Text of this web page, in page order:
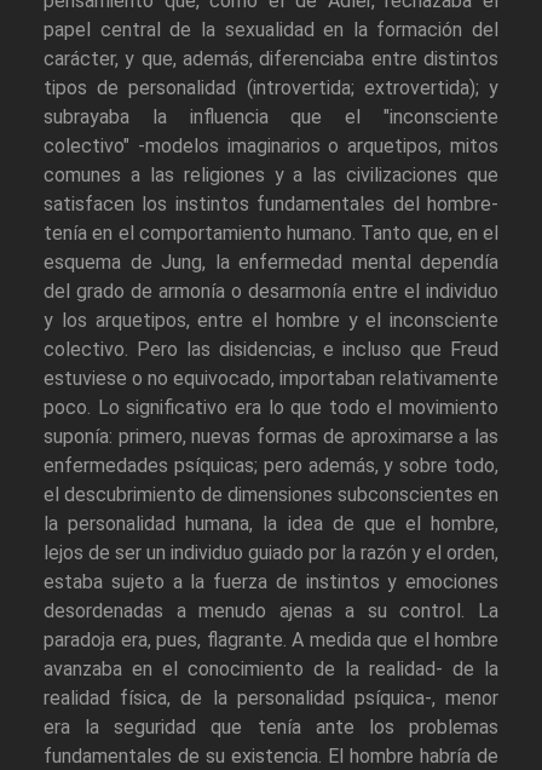
papel central de la sexualidad en la formación del
carácter, y que, además, diferenciaba entre distintos
tipos de personalidad (introvertida; extrovertida); y
subrayaba la influencia que el "inconsciente
colectivo" -modelos imaginarios o arquetipos, mitos
comunes a las religiones y a las civilizaciones que
satisfacen los instintos fundamentales del hombre-
tenía en el comportamiento humano. Tanto que, en el
esquema de Jung, la enfermedad mental dependía
del grado de armonía o desarmonía entre el individuo
y los arquetipos, entre el hombre y el inconsciente
colectivo. Pero las disidencias, e incluso que Freud
estuviese o no equivocado, importaban relativamente
poco. Lo significativo era lo que todo el movimiento
suponía: primero, nuevas formas de aproximarse a las
enfermedades psíquicas; pero además, y sobre todo,
el descubrimiento de dimensiones subconscientes en
la personalidad humana, la idea de que el hombre,
lejos de ser un individuo guiado por la razón y el orden,
estaba sujeto a la fuerza de instintos y emociones
desordenadas a menudo ajenas a su control. La
paradoja era, pues, flagrante. A medida que el hombre
avanzaba en el conocimiento de la realidad- de la
realidad física, de la personalidad psíquica-, menor
era la seguridad que tenía ante los problemas
fundamentales de su existencia. El hombre habría de